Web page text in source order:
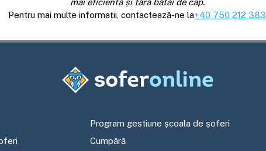
mai eficientă și fără bătăi de cap.
Pentru mai multe informații, contactează-ne la+40 750 212 383
Program gestiune școala de șoferi
Cumpără